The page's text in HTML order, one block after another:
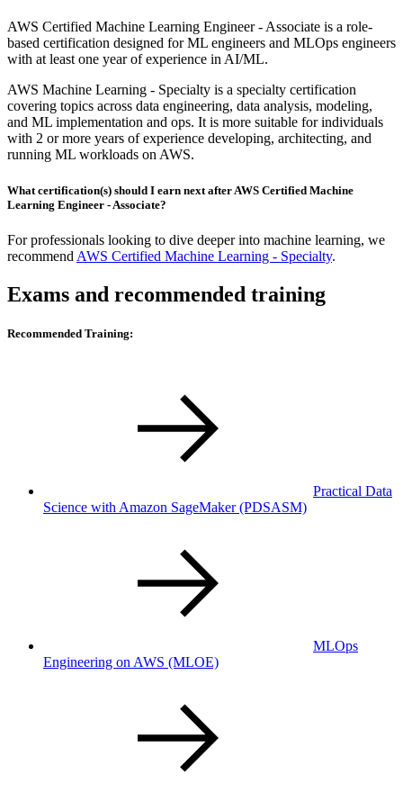
AWS Certified Machine Learning Engineer - Associate is a role-
based certification designed for ML engineers and MLOps engineers
with at least one year of experience in AI/ML.
AWS Machine Learning - Specialty is a specialty certification
covering topics across data engineering, data analysis, modeling,
and ML implementation and ops. It is more suitable for individuals
with 2 or more years of experience developing, architecting, and
running ML workloads on AWS.
What certification(s) should I earn next after AWS Certified Machine
Learning Engineer - Associate?
For professionals looking to dive deeper into machine learning, we
recommend AWS Certified Machine Learning - Specialty.
Exams and recommended training
Recommended Training:
Practical Data
Science with Amazon SageMaker(PDSASM)
MLOps
Engineering on AWS (MLOE)